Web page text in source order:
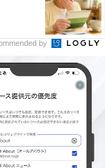
ル」はホテルの
本格フレンチビ
ル、オープン
囲気が楽しめ
by